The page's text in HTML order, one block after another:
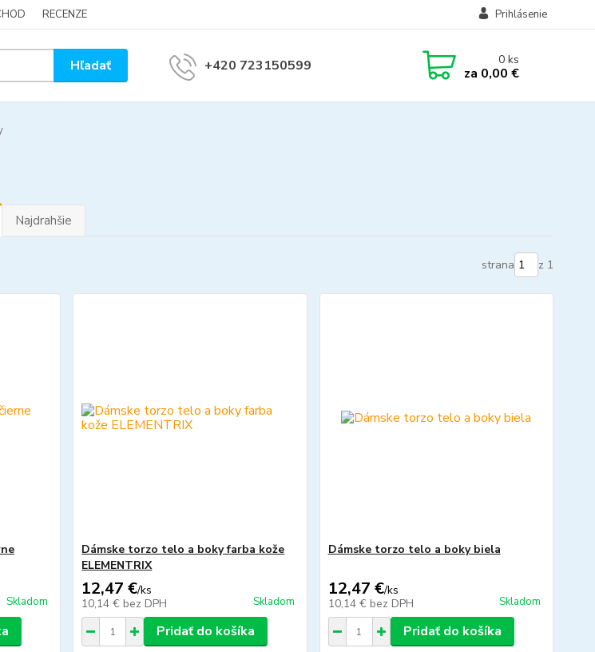
RECENZE Prihlásenie
Hľadať +420 723150599 0ks
za 0,00 €
Najdrahšie
strana z 1
Skladom
Dámske torzo telo a boky farba kože
ELEMENTRIX
12,47 €/ks
10,14 € bez DPH Skladom
Pridať do košíka
Dámske torzo telo a boky biela
12,47 €/ks
10,14 € bez DPH Skladom
Pridať do košíka